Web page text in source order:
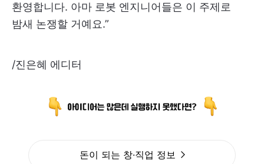
환영합니다. 아마 로봇 엔지니어들은 이 주제로
밤새 논쟁할 거예요.”​
/진은혜 에디터
돈이 되는 창·직업 정보